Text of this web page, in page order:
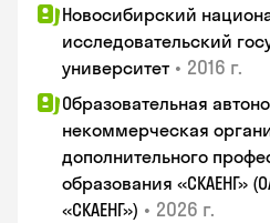
Новосибирский
исследовательский
университет • 2016 г.
Образовательная
некоммерческая
дополнительного
образования «СКАЕНГ»
«СКАЕНГ») • 2026 г.